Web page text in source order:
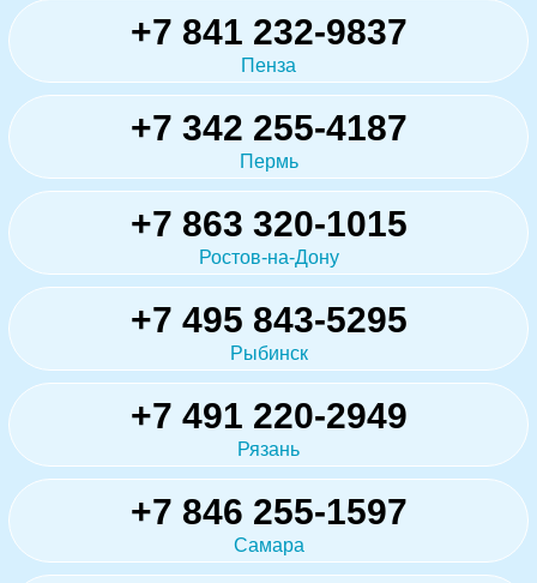
+7 841 232-9837
Пенза
+7 342 255-4187
Пермь
+7 863 320-1015
Ростов-на-Дону
+7 495 843-5295
Рыбинск
+7 491 220-2949
Рязань
+7 846 255-1597
Самара